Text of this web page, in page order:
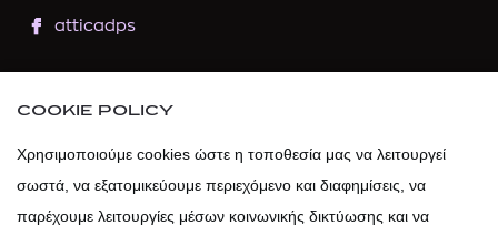
atticadps
atticadps
COOKIE POLICY
Χρησιμοποιούμε cookies ώστε η τοποθεσία μας να λειτουργεί
σωστά, να εξατομικεύουμε περιεχόμενο και διαφημίσεις, να
παρέχουμε λειτουργίες μέσων κοινωνικής δικτύωσης και να